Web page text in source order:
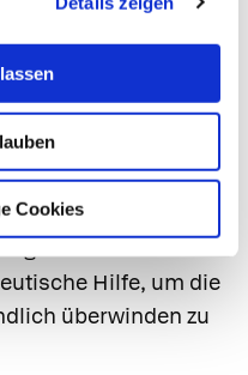
Cookies
aber nicht der
vor allem die
Also etwa die
Beziehung oder den
gelingt es,
tief
Hilfe, um die
überwinden zu